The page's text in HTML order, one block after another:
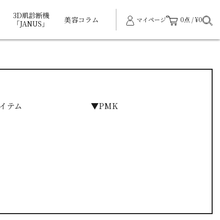
3D肌診断機
「JANUS」
美容コラム マイページ 0点 / ¥0
テム ▼PMK